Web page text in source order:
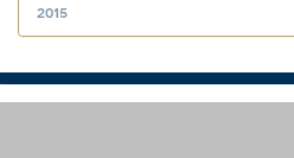
2015